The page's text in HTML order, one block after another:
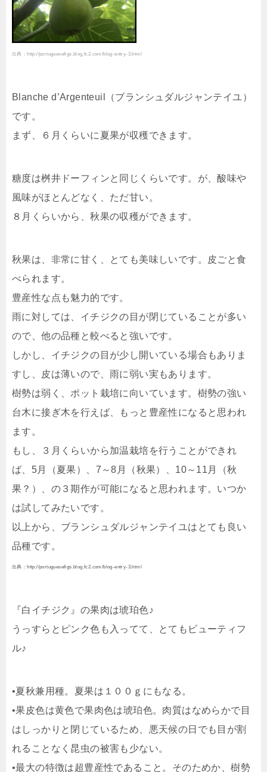
出典：http://portuguesefigs.blog.fc2.com/blog-entry-3.html
Blanche d’Argenteuil（ブランシュダルジャンテイユ）
です。
まず、６月くらいに夏果が収穫できます。
糖度は桝井ドーフィンと同じくらいです。が、酸味や
風味がほとんどなく、ただ甘い。
８月くらいから、秋果の収穫ができます。
秋果は、非常に甘く、とても美味しいです。皮ごと食
べられます。
豊産性な点も魅力的です。
雨に対しては、イチジクの目が閉じていることが多い
ので、他の品種と較べると強いです。
しかし、イチジクの目が少し開いている場合もありま
すし、皮は薄いので、雨に弱い実もあります。
樹勢は弱く、ポット栽培に向いています。樹勢の強い
台木に接ぎ木を行えば、もっと豊産性になると思われ
ます。
もし、３月くらいから加温栽培を行うことができれ
ば、5月（夏果）、7～8月（秋果）、10～11月（秋
果？）、の３期作が可能になると思われます。いつか
は試してみたいです。
以上から、ブランシュダルジャンテイユはとても良い
品種です。
出典：http://portuguesefigs.blog.fc2.com/blog-entry-3.html
『白イチジク』の果肉は琥珀色♪
うっすらとピンク色も入ってて、とてもビューティフ
ル♪
•夏秋兼用種。夏果は１００ｇにもなる。
•果皮色は黄色で果肉色は琥珀色。肉質はなめらかで目
はしっかりと閉じているため、悪天候の日でも目が割
れることなく昆虫の被害も少ない。
•最大の特徴は超豊産性であること。そのためか、樹勢